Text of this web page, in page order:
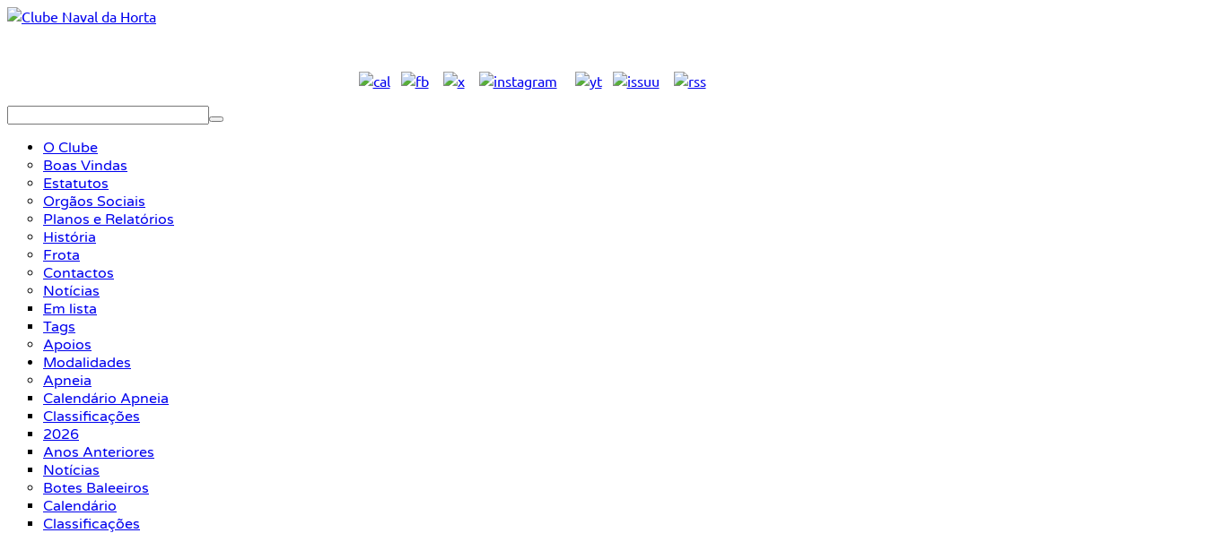
O Clube
Boas Vindas
Estatutos
Orgãos Sociais
Planos e Relatórios
História
Frota
Contactos
Notícias
Em lista
Tags
Apoios
Modalidades
Apneia
Calendário Apneia
Classificações
2026
Anos Anteriores
Notícias
Botes Baleeiros
Calendário
Classificações